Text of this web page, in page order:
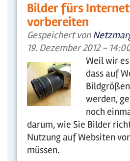
Bilder fürs Internet
vorbereiten
Gespeichert von
19. Dezember 2012 -
Weil wir
dass auf
werden,
noch
darum, wie Sie Bilder
Nutzung auf Websiten
müssen.